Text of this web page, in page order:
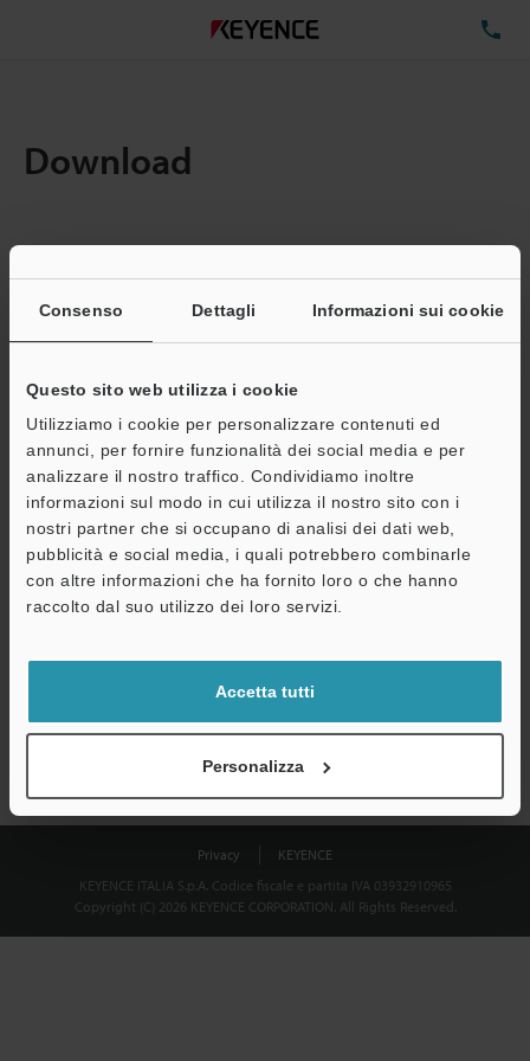
Consenso Dettagli Informazioni sui cookie
Questo sito web utilizza i cookie
Utilizziamo i cookie per personalizzare contenuti ed
annunci, per fornire funzionalità dei social media e per
analizzare il nostro traffico. Condividiamo inoltre
informazioni sul modo in cui utilizza il nostro sito con i
nostri partner che si occupano di analisi dei dati web,
pubblicità e social media, i quali potrebbero combinarle
con altre informazioni che ha fornito loro o che hanno
raccolto dal suo utilizzo dei loro servizi.
Accetta tutti
Personalizza
Download
Quantita: 1Dimensioni file totali:0.71MB
Indirizzo e-mail (obbligatorio)
Download
Dichiarazione sulla privacy
Privacy
KEYENCE
KEYENCE ITALIA S.p.A. Codice fiscale e partita IVA 03932910965
Copyright (C) 2026 KEYENCE CORPORATION. All Rights Reserved.